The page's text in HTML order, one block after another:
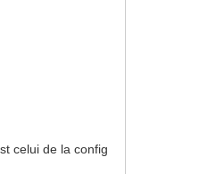
celui de la config